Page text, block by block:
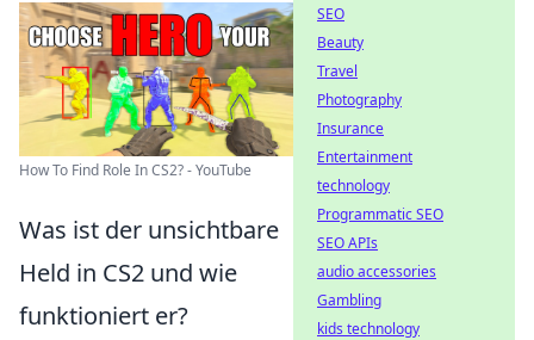
How To Find Role In CS2? - YouTube
Was ist der unsichtbare
Held in CS2 und wie
funktioniert er?
SEO
Beauty
Travel
Photography
Insurance
Entertainment
technology
Programmatic SEO
SEO APIs
audio accessories
Gambling
kids technology